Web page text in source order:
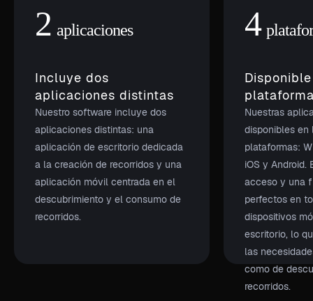
2 aplicaciones
Incluye dos
aplicaciones distintas
Nuestro software incluye dos
aplicaciones distintas: una
aplicación de escritorio dedicada
a la creación de recorridos y una
aplicación móvil centrada en el
descubrimiento y el consumo de
recorridos.
4
Nuestras
disponibles en
plataformas:
iOS y Android.
acceso y una
perfectos en
dispositivos
escritorio, lo
las
como de
recorridos. ‍